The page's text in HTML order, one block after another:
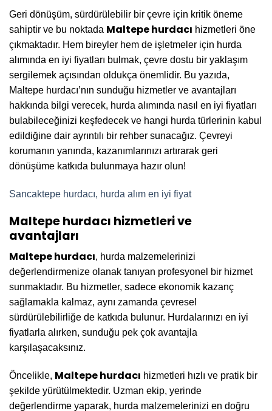
Geri dönüşüm, sürdürülebilir bir çevre için kritik öneme
sahiptir ve bu noktada Maltepe hurdacı hizmetleri öne
çıkmaktadır. Hem bireyler hem de işletmeler için hurda
alımında en iyi fiyatları bulmak, çevre dostu bir yaklaşım
sergilemek açısından oldukça önemlidir. Bu yazıda,
Maltepe hurdacı’nın sunduğu hizmetler ve avantajları
hakkında bilgi verecek, hurda alımında nasıl en iyi fiyatları
bulabileceğinizi keşfedecek ve hangi hurda türlerinin kabul
edildiğine dair ayrıntılı bir rehber sunacağız. Çevreyi
korumanın yanında, kazanımlarınızı artırarak geri
dönüşüme katkıda bulunmaya hazır olun!
Sancaktepe hurdacı, hurda alım en iyi fiyat
Maltepe hurdacı hizmetleri ve
avantajları
Maltepe hurdacı, hurda malzemelerinizi
değerlendirmenize olanak tanıyan profesyonel bir hizmet
sunmaktadır. Bu hizmetler, sadece ekonomik kazanç
sağlamakla kalmaz, aynı zamanda çevresel
sürdürülebilirliğe de katkıda bulunur. Hurdalarınızı en iyi
fiyatlarla alırken, sunduğu pek çok avantajla
karşılaşacaksınız.
Öncelikle, Maltepe hurdacı hizmetleri hızlı ve pratik bir
şekilde yürütülmektedir. Uzman ekip, yerinde
değerlendirme yaparak, hurda malzemelerinizi en doğru